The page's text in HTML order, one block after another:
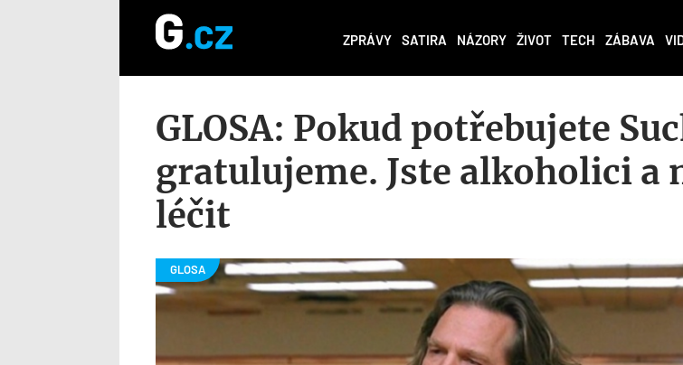
ZPRÁVY SATIRA NÁZORY ŽIVOT TECH ZÁBAVA
GLOSA: Pokud potřebujete
gratulujeme. Jste alkoholici a
léčit